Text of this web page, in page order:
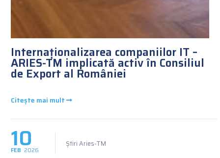
Internaționalizarea companiilor IT –
ARIES-TM implicată activ în Consiliul
de Export al României
Citește mai mult
10
FEB 2026
Știri Aries-TM